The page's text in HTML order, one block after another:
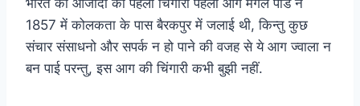
1857 में कोलकता के पास बैरकपुर में जलाई थी, किन्तु कुछ
संचार संसाधनो और सपर्क न हो पाने की वजह से ये आग ज्वाला न
बन पाई परन्तु, इस आग की चिंगारी कभी बुझी नहीं.